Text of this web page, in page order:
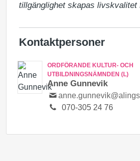
tillgänglighet skapas livskvalitet
Kontaktpersoner
ORDFÖRANDE KULTUR- OCH
UTBILDNINGSNÄMNDEN (L)
Anne Gunnevik
070-305 24 76